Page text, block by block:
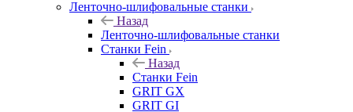
Ленточно-шлифовальные станки
Назад
Ленточно-шлифовальные станки
Станки Fein
Назад
Станки Fein
GRIT GX
GRIT GI